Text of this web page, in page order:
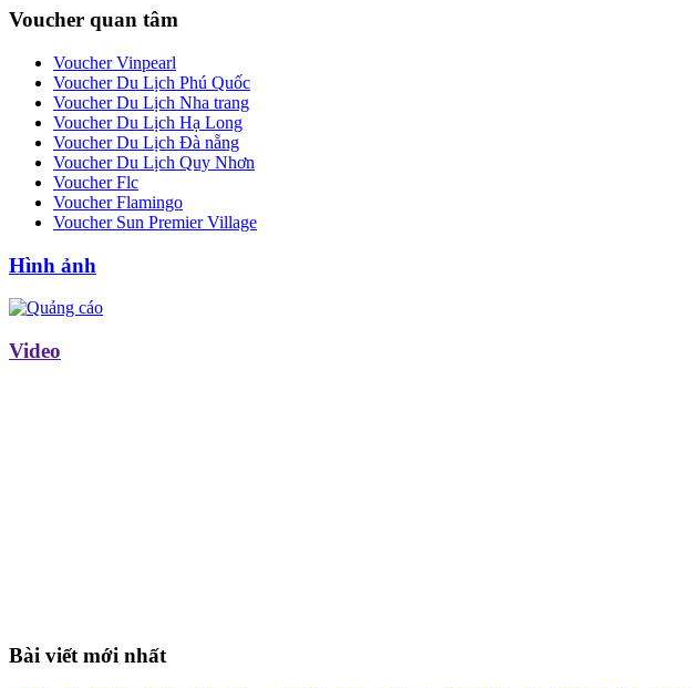
Voucher quan tâm
Voucher Vinpearl
Voucher Du Lịch Phú Quốc
Voucher Du Lịch Nha trang
Voucher Du Lịch Hạ Long
Voucher Du Lịch Đà nẵng
Voucher Du Lịch Quy Nhơn
Voucher Flc
Voucher Flamingo
Voucher Sun Premier Village
Hình ảnh
Video
Bài viết mới nhất